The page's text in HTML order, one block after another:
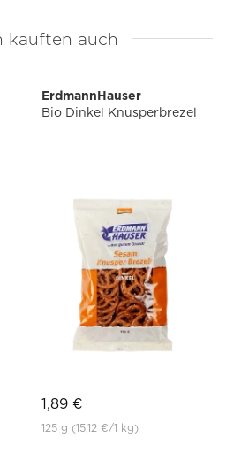
kauften auch
ErdmannHauser
Bio Dinkel Knusperbrezel
1,89 €
125 g (15,12 €/1 kg)